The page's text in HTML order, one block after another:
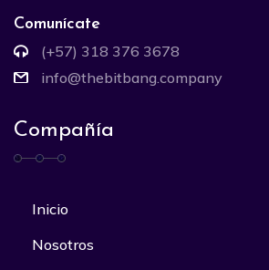
Comunícate
(+57) 318 376 3678
info@thebitbang.company
Compañía
Inicio
Nosotros